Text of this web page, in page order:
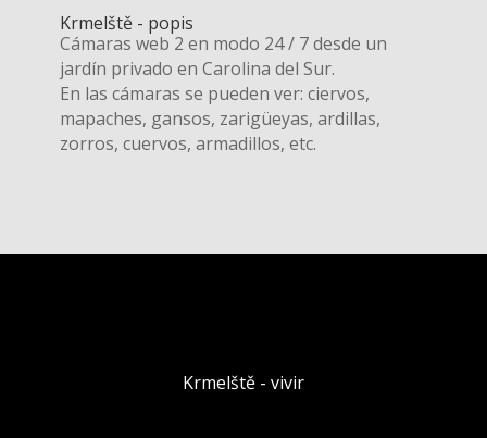
Krmelště - popis
Cámaras web 2 en modo 24 / 7 desde un
jardín privado en Carolina del Sur.
En las cámaras se pueden ver: ciervos,
mapaches, gansos, zarigüeyas, ardillas,
zorros, cuervos, armadillos, etc.
Krmelště - vivir